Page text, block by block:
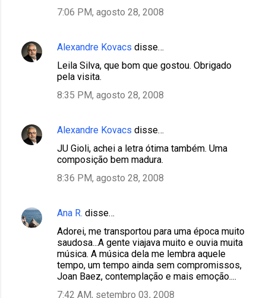
7:06 PM, agosto 28, 2008
Alexandre Kovacs disse…
Leila Silva, que bom que gostou. Obrigado
pela visita.
8:35 PM, agosto 28, 2008
Alexandre Kovacs disse…
JU Gioli, achei a letra ótima também. Uma
composição bem madura.
8:36 PM, agosto 28, 2008
Ana R. disse…
Adorei, me transportou para uma época muito
saudosa...A gente viajava muito e ouvia muita
música. A música dela me lembra aquele
tempo, um tempo ainda sem compromissos,
Joan Baez, contemplação e mais emoção....
7:42 AM, setembro 03, 2008